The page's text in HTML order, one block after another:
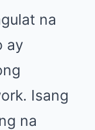
na
ay
Isang
na